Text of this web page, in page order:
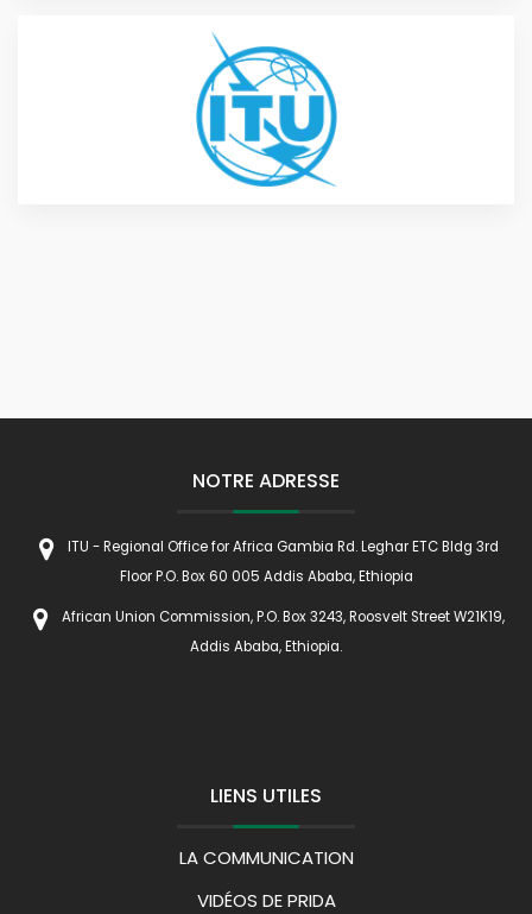
NOTRE ADRESSE
ITU - Regional Office for Africa Gambia Rd. Leghar ETC Bldg 3rd
Floor P.O. Box 60 005 Addis Ababa, Ethiopia
African Union Commission, P.O. Box 3243, Roosvelt Street W21K19,
Addis Ababa, Ethiopia.
LIENS UTILES
LA COMMUNICATION
VIDÉOS DE PRIDA